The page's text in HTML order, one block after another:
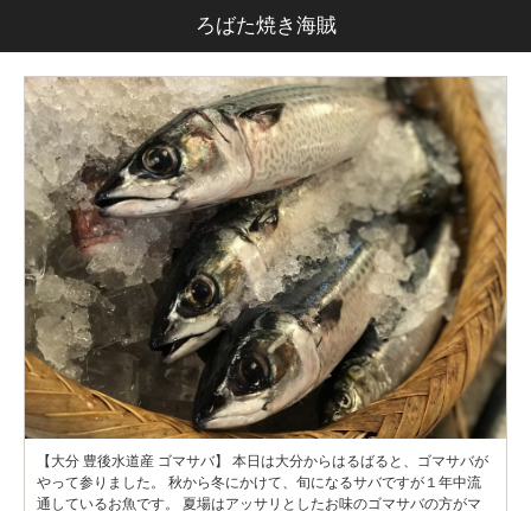
ろばた焼き海賊
【大分 豊後水道産 ゴマサバ】 本日は大分からはるばると、ゴマサバが
やって参りました。 秋から冬にかけて、旬になるサバですが１年中流
通しているお魚です。 夏場はアッサリとしたお味のゴマサバの方がマ